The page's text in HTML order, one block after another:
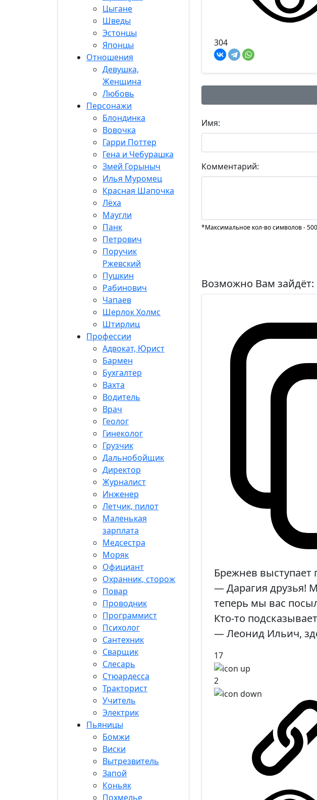
Цыгане
Шведы
Эстонцы
Японцы
Отношения
Девушка,
Женщина
Любовь
Персонажи
Блондинка
Вовочка
Гарри Поттер
Гена и Чебурашка
Змей Горыныч
Илья Муромец
Красная Шапочка
Лёха
Маугли
Панк
Петрович
Поручик
Ржевский
Пушкин
Рабинович
Чапаев
Шерлок Холмс
Штирлиц
Профессии
Адвокат, Юрист
Бармен
Бухгалтер
Вахта
Водитель
Врач
Геолог
Гинеколог
Грузчик
Дальнобойщик
Директор
Журналист
Инженер
Летчик, пилот
Маленькая
зарплата
Медсестра
Моряк
Официант
Охранник, сторож
Повар
Проводник
Программист
Психолог
Сантехник
Сварщик
Слесарь
Стюардесса
Тракторист
Учитель
Электрик
Пьяницы
Бомжи
Виски
Вытрезвитель
Запой
Коньяк
Похмелье
304
Имя:
Комментарий:
*Максимальное кол-во символов -
Возможно Вам зайдёт:
Брежнев
— Дарагия друзья!
теперь мы вас
Кто-то
— Леонид Ильич,
17
2